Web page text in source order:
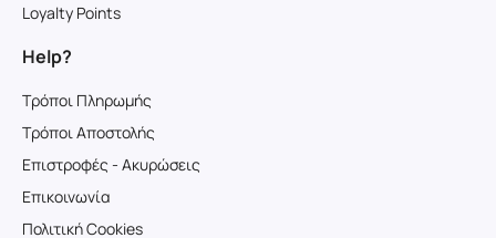
Loyalty Points
Help?
Τρόποι Πληρωμής
Τρόποι Αποστολής
Επιστροφές - Ακυρώσεις
Επικοινωνία
Πολιτική Cookies